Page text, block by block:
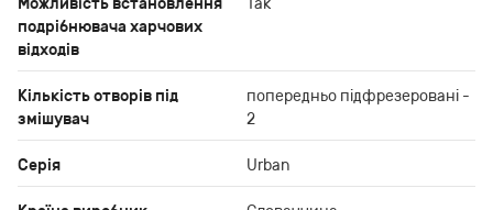
Можливість встановлення
подрібнювача харчових
відходів
Так
Кількість отворів під
змішувач
попередньо підфрезеровані -
2
Серія Urban